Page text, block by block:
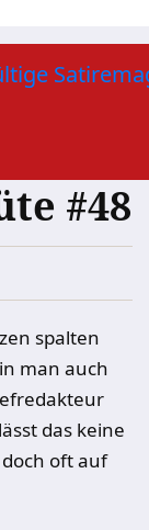
#48
spalten
man auch
das keine
oft auf